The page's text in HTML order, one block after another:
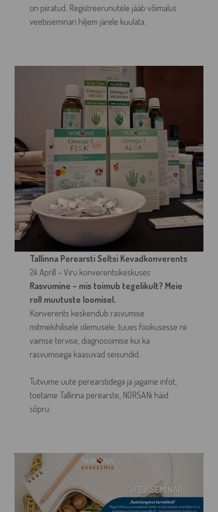
on piiratud. Registreerunutele jääb võimalus
veebiseminari hiljem järele kuulata.
Tallinna Perearsti Seltsi Kevadkonverents
24 Aprill – Viru konverentsikeskuses
Rasvumine – mis toimub tegelikult? Meie
roll muutuste loomisel.
Konverents keskendub rasvumise
mitmekihilisele olemusele, tuues fookusesse nii
vaimse tervise, diagnoosimise kui ka
rasvumisega kaasuvad seisundid.
Tutvume uute perearstidega ja jagame infot,
toetame Tallinna perearste, NORSANi häid
sõpru.